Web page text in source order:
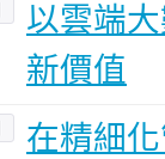
以雲端
新價值
在精細